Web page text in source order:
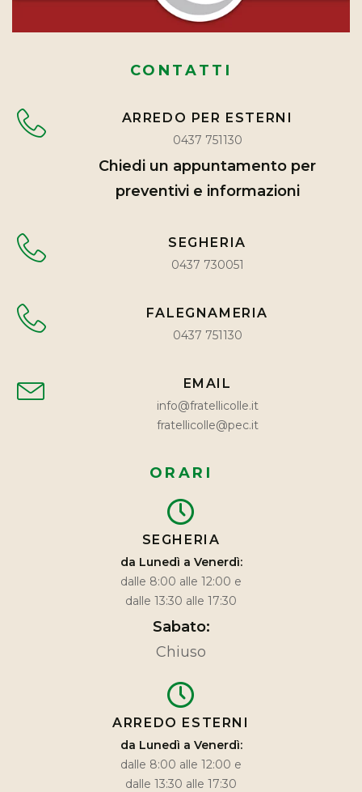
CONTATTI
ARREDO PER ESTERNI
0437 751130
Chiedi un appuntamento per
preventivi e informazioni
SEGHERIA
0437 730051
FALEGNAMERIA
0437 751130
EMAIL
info@fratellicolle.it
fratellicolle@pec.it
ORARI
SEGHERIA
da Lunedì a Venerdì:
dalle 8:00 alle 12:00 e
dalle 13:30 alle 17:30
Sabato:
Chiuso
ARREDO ESTERNI
da Lunedì a Venerdì:
dalle 8:00 alle 12:00 e
dalle 13:30 alle 17:30